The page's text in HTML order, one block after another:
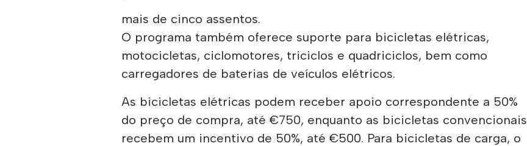
mais de cinco assentos.
O programa também oferece suporte para bicicletas elétricas,
motocicletas, ciclomotores, triciclos e quadriciclos, bem como
carregadores de baterias de veículos elétricos.
As bicicletas elétricas podem receber apoio correspondente a 50%
do preço de compra, até €750, enquanto as bicicletas convencionais
recebem um incentivo de 50%, até €500. Para bicicletas de carga, o